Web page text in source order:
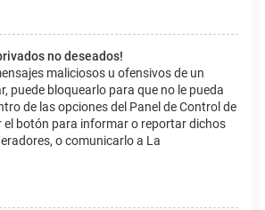
no deseados!
maliciosos u ofensivos de un
puede bloquearlo para que no le pueda
de las opciones del Panel de Control de
el botón para informar o reportar dichos
o comunicarlo a La